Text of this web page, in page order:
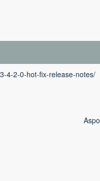
4-2-0-hot-fix-release-notes/